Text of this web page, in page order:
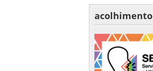
acolhimento